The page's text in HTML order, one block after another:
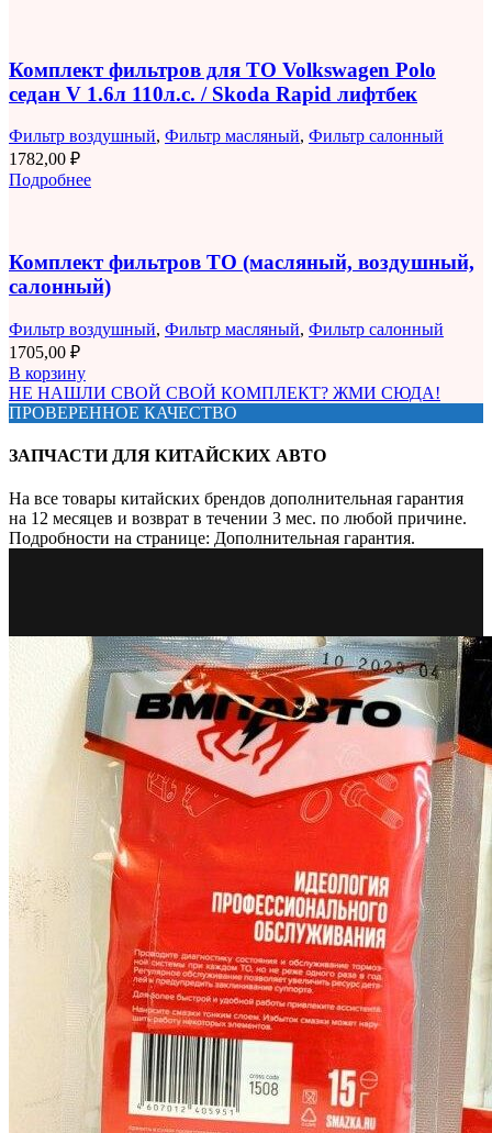
Комплект фильтров для ТО Volkswagen Polo
седан V 1.6л 110л.с. / Skoda Rapid лифтбек
Фильтр воздушный, Фильтр масляный, Фильтр салонный
1782,00 ₽
Подробнее
Комплект фильтров ТО (масляный, воздушный,
салонный)
Фильтр воздушный, Фильтр масляный, Фильтр салонный
1705,00 ₽
В корзину
НЕ НАШЛИ СВОЙ СВОЙ КОМПЛЕКТ? ЖМИ СЮДА!
ПРОВЕРЕННОЕ КАЧЕСТВО
ЗАПЧАСТИ ДЛЯ КИТАЙСКИХ АВТО
На все товары китайских брендов дополнительная гарантия
на 12 месяцев и возврат в течении 3 мес. по любой причине.
Подробности на странице: Дополнительная гарантия.